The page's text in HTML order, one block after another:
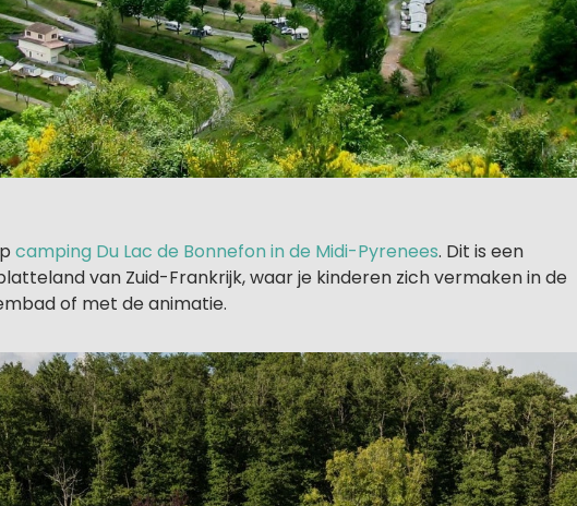
camping Du Lac de Bonnefon in de Midi-Pyrenees. Dit is een
van Zuid-Frankrijk, waar je kinderen zich vermaken in de
of met de animatie.